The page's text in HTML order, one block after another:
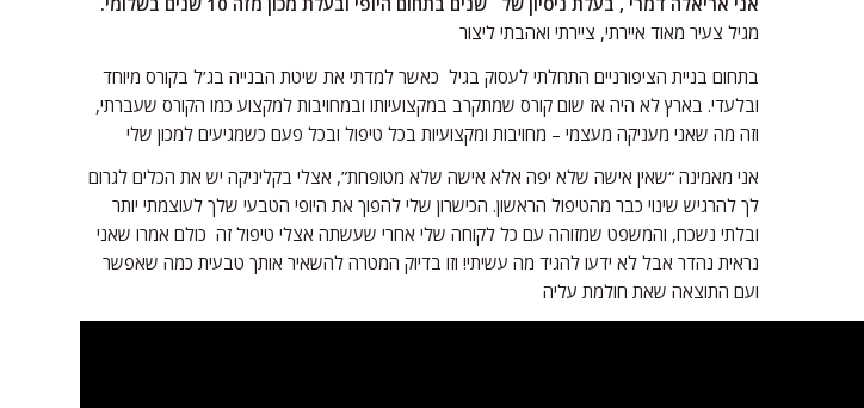
מגיל צעיר מאוד איירתי, ציירתי ואהבתי ליצור
בתחום בניית הציפורניים התחלתי לעסוק בגיל כאשר למדתי את שיטת הבנייה בג’ל בקורס מיוחד
ובלעדי. בארץ לא היה אז שום קורס שמתקרב במקצועיותו ובמחויבות למקצוע כמו הקורס שעברתי,
וזה מה שאני מעניקה מעצמי – מחויבות ומקצועיות בכל טיפול ובכל פעם כשמגיעים למכון שלי
אני מאמינה “שאין אישה שלא יפה אלא אישה שלא מטופחת”, אצלי בקליניקה יש את הכלים לגרום
לך להרגיש שינוי כבר מהטיפול הראשון. הכישרון שלי להפוך את היופי הטבעי שלך לעוצמתי יותר
ובלתי נשכח, והמשפט שמזוהה עם כל לקוחה שלי אחרי שעשתה אצלי טיפול זה כולם אמרו שאני
נראית נהדר אבל לא ידעו להגיד מה עשיתי! וזו בדיוק המטרה להשאיר אותך טבעית כמה שאפשר
ועם התוצאה שאת חולמת עליה